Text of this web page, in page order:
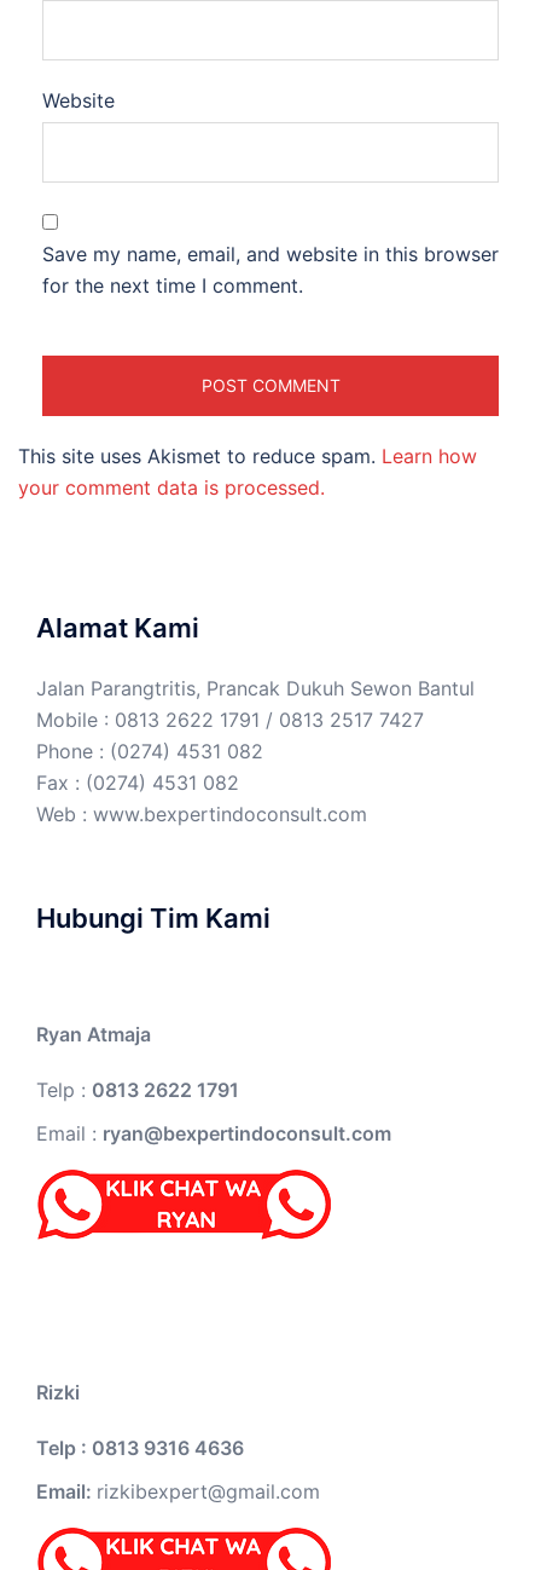
Website
Save my name, email, and website in this browser
for the next time I comment.
This site uses Akismet to reduce spam. Learn how
your comment data is processed.
Alamat Kami
Jalan Parangtritis, Prancak Dukuh Sewon Bantul
Mobile : 0813 2622 1791 / 0813 2517 7427
Phone : (0274) 4531 082
Fax : (0274) 4531 082
Web : www.bexpertindoconsult.com
Hubungi Tim Kami
Ryan Atmaja
Telp : 0813 2622 1791
Email : ryan@bexpertindoconsult.com
Rizki
Telp : 0813 9316 4636
Email: rizkibexpert@gmail.com